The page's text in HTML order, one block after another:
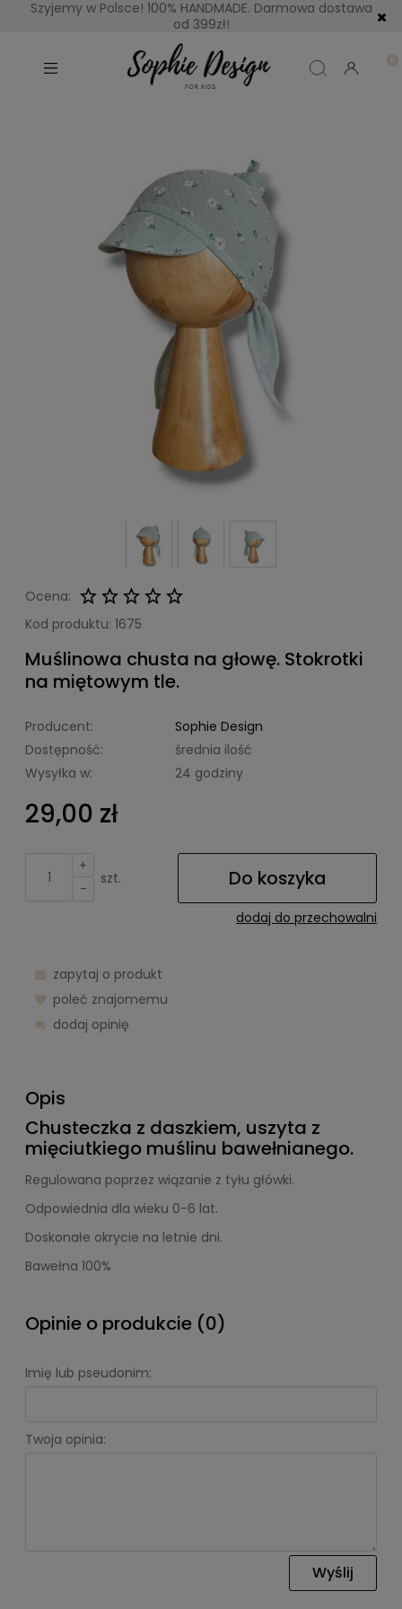
Szyjemy w Polsce! 100% HANDMADE. Darmowa dostawa
od 399zł!
Ocena:
Kod produktu: 1675
Muślinowa chusta na głowę. Stokrotki
na miętowym tle.
Producent:
Sophie Design
Dostępność:
średnia ilość
Wysyłka w:
24 godziny
29,00 zł
+
-
szt. Do koszyka
dodaj do przechowalni
zapytaj o produkt
poleć znajomemu
dodaj opinię
Opis
Chusteczka z daszkiem, uszyta z
mięciutkiego muślinu bawełnianego.
Regulowana poprzez wiązanie z tyłu główki.
Odpowiednia dla wieku 0-6 lat.
Doskonałe okrycie na letnie dni.
Bawełna 100%
Opinie o produkcie (0)
Imię lub pseudonim:
Twoja opinia:
Wyślij